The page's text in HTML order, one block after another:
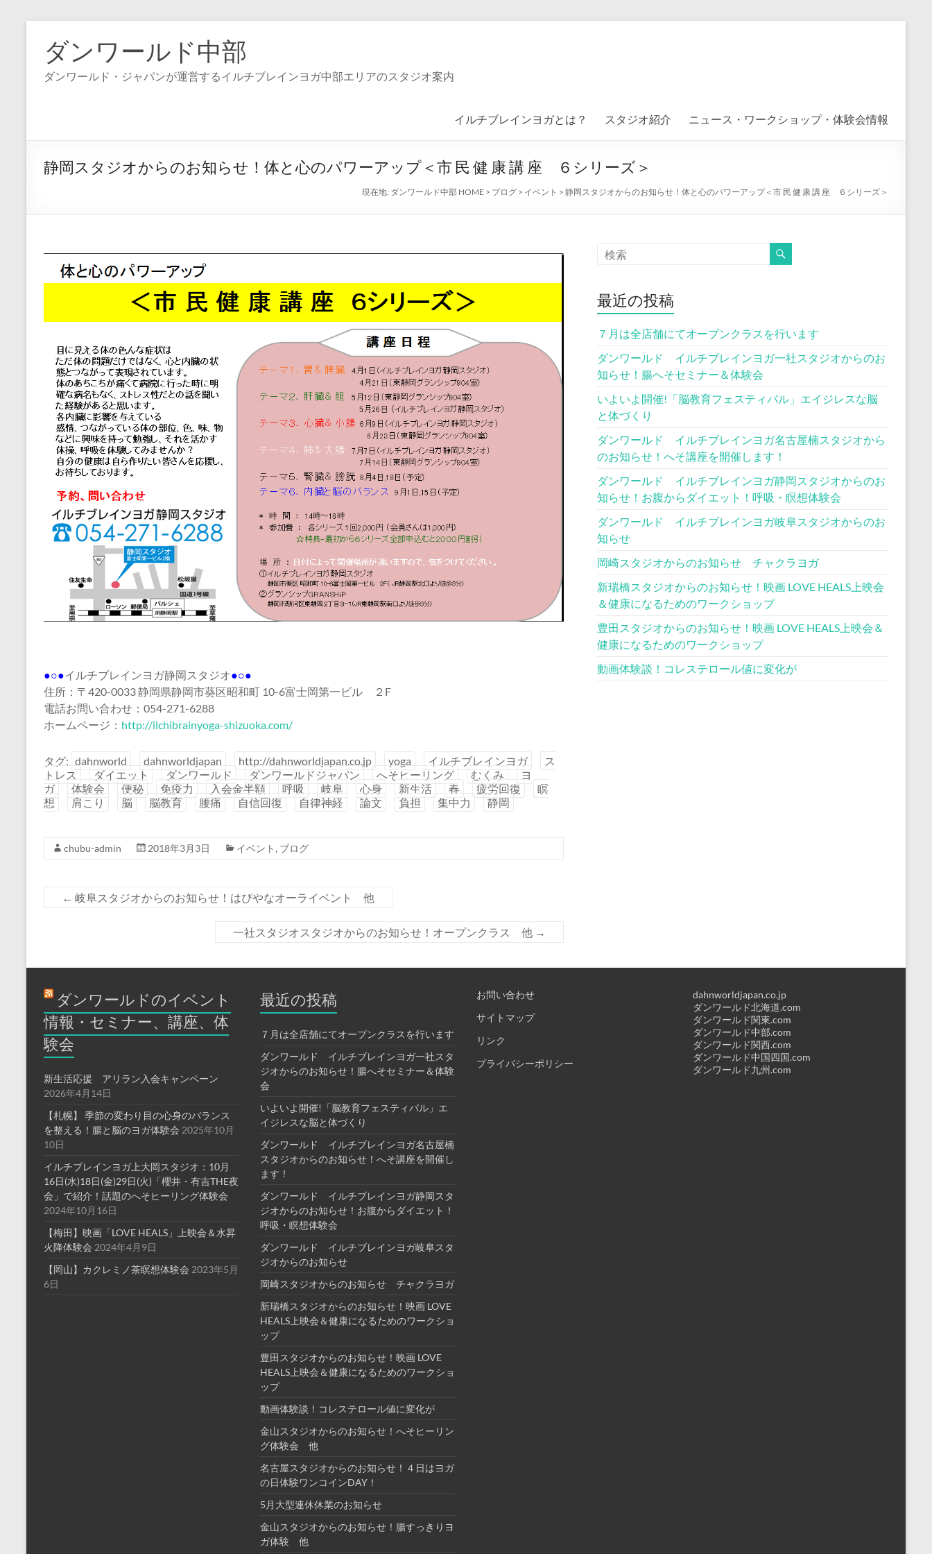
ダンワールド中部
ダンワールド・ジャパンが運営するイルチブレインヨガ中部エリアのスタジオ案内
イルチブレインヨガとは？ スタジオ紹介 ニュース・ワークショップ・体験会情報
静岡スタジオからのお知らせ！体と心のパワーアップ＜市 民 健 康 講 座 ６シリーズ＞
現在地: ダンワールド中部 HOME > ブログ > イベント > 静岡スタジオからのお知らせ！体と心のパワーアップ＜市 民 健 康 講 座 ６シリーズ＞
●○●イルチブレインヨガ静岡スタジオ●○●
住所：〒420-0033 静岡県静岡市葵区昭和町 10-6富士岡第一ビル ２F
電話お問い合わせ：054-271-6288
ホームページ： http://ilchibrainyoga-shizuoka.com/
タグ: dahnworld dahnworldjapan http://dahnworldjapan.co.jp yoga イルチブレインヨガ
ス
トレス
ダイエット ダンワールド ダンワールドジャパン へそヒーリング むくみ
ヨ
ガ
体験会 便秘 免疫力 入会金半額 呼吸 岐阜 心身 新生活 春 疲労回復
瞑
想
肩こり 脳 脳教育 腰痛 自信回復 自律神経 論文 負担 集中力 静岡
chubu-admin 2018年3月3日 イベント , ブログ
← 岐阜スタジオからのお知らせ！はぴやなオーライベント 他
一社スタジオスタジオからのお知らせ！オープンクラス 他 →
最近の投稿
７月は全店舗にてオープンクラスを行います
ダンワールド イルチブレインヨガ一社スタジオからのお
知らせ！腸へそセミナー＆体験会
いよいよ開催!「脳教育フェスティバル」エイジレスな脳
と体づくり
ダンワールド イルチブレインヨガ名古屋楠スタジオから
のお知らせ！へそ講座を開催します！
ダンワールド イルチブレインヨガ静岡スタジオからのお
知らせ！お腹からダイエット！呼吸・瞑想体験会
ダンワールド イルチブレインヨガ岐阜スタジオからのお
知らせ
岡崎スタジオからのお知らせ チャクラヨガ
新瑞橋スタジオからのお知らせ！映画 LOVE HEALS上映会
＆健康になるためのワークショップ
豊田スタジオからのお知らせ！映画 LOVE HEALS上映会＆
健康になるためのワークショップ
動画体験談！コレステロール値に変化が
ダンワールドのイベント
情報・セミナー、講座、体
験会
新生活応援 アリラン入会キャンペーン
2026年4月14日
【札幌】 季節の変わり目の心身のバランス
を整える！腸と脳のヨガ体験会 2025年10月
10日
イルチブレインヨガ上大岡スタジオ：10月
16日(水)18日(金)29日(火)「櫻井・有吉THE夜
会」で紹介！話題のへそヒーリング体験会
2024年10月16日
【梅田】映画「LOVE HEALS」上映会＆水昇
火降体験会 2024年4月9日
【岡山】カクレミノ茶瞑想体験会 2023年5月
6日
最近の投稿
７月は全店舗にてオープンクラスを行います
ダンワールド イルチブレインヨガ一社スタ
ジオからのお知らせ！腸へそセミナー＆体験
会
いよいよ開催!「脳教育フェスティバル」エ
イジレスな脳と体づくり
ダンワールド イルチブレインヨガ名古屋楠
スタジオからのお知らせ！へそ講座を開催し
ます！
ダンワールド イルチブレインヨガ静岡スタ
ジオからのお知らせ！お腹からダイエット！
呼吸・瞑想体験会
ダンワールド イルチブレインヨガ岐阜スタ
ジオからのお知らせ
岡崎スタジオからのお知らせ チャクラヨガ
新瑞橋スタジオからのお知らせ！映画 LOVE
HEALS上映会＆健康になるためのワークショ
ップ
豊田スタジオからのお知らせ！映画 LOVE
HEALS上映会＆健康になるためのワークショ
ップ
動画体験談！コレステロール値に変化が
金山スタジオからのお知らせ！へそヒーリン
グ体験会 他
名古屋スタジオからのお知らせ！４日はヨガ
の日体験ワンコインDAY！
5月大型連休休業のお知らせ
金山スタジオからのお知らせ！腸すっきりヨ
ガ体験 他
お問い合わせ
サイトマップ
リンク
プライバシーポリシー
dahnworldjapan.co.jp
ダンワールド北海道.com
ダンワールド関東.com
ダンワールド中部.com
ダンワールド関西.com
ダンワールド中国四国.com
ダンワールド九州.com